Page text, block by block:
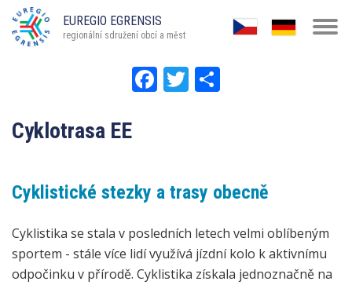
Přejít
hlavnímu
EUREGIO EGRENSIS
regionální sdružení obcí a měst
Facebook
Twitter
Cyklotrasa EE
Cyklistické stezky a trasy obecně
Cyklistika se stala v posledních letech velmi oblíbeným
sportem - stále více lidí využívá jízdní kolo k aktivnímu
odpočinku v přírodě. Cyklistika získala jednoznačně na